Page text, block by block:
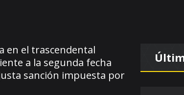
en el trascendental
a la segunda fecha
sanción impuesta por